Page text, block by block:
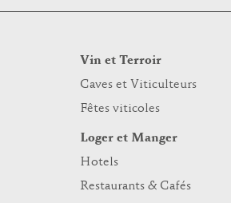
Vin et Terroir
Caves et Viticulteurs
Fêtes viticoles
Loger et Manger
Hotels
Restaurants & Cafés